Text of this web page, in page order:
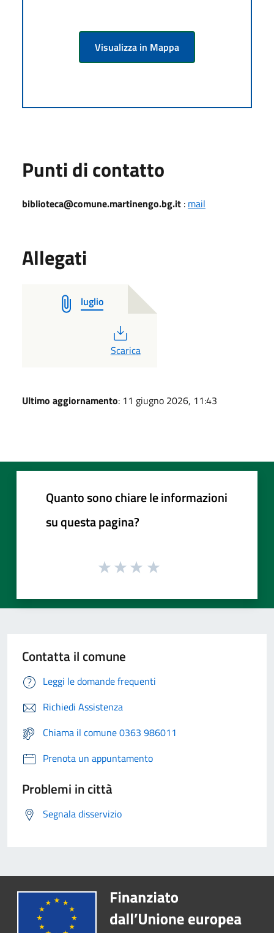
Visualizza in Mappa
Punti di contatto
biblioteca@comune.martinengo.bg.it : mail
Allegati
luglio
PDF
Scarica
Ultimo aggiornamento: 11 giugno 2026, 11:43
Quanto sono chiare le informazioni
su questa pagina?
Contatta il comune
Leggi le domande frequenti
Richiedi Assistenza
Chiama il comune 0363 986011
Prenota un appuntamento
Problemi in città
Segnala disservizio